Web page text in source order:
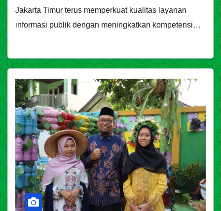
Jakarta Timur terus memperkuat kualitas layanan
informasi publik dengan meningkatkan kompetensi…